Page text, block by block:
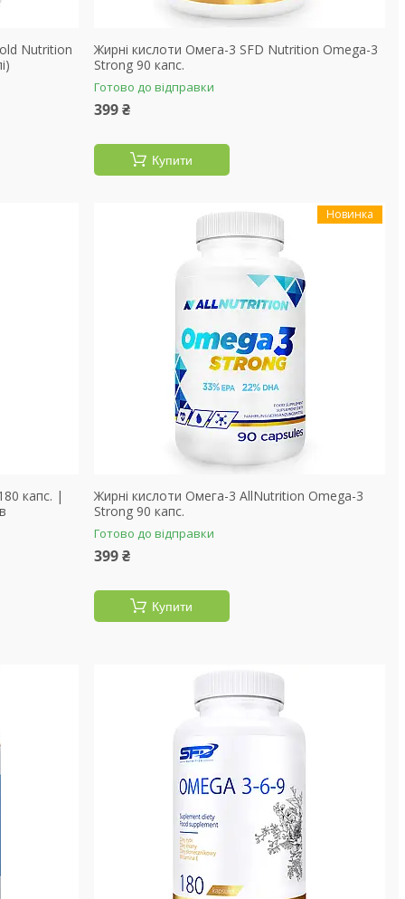
Nutrition
Жирні кислоти Омега-3 SFD Nutrition Omega-3
Strong 90 капс.
Готово до відправки
399 ₴
Купити
капс. |
Новинка
Жирні кислоти Омега-3 AllNutrition Omega-3
Strong 90 капс.
Готово до відправки
399 ₴
Купити